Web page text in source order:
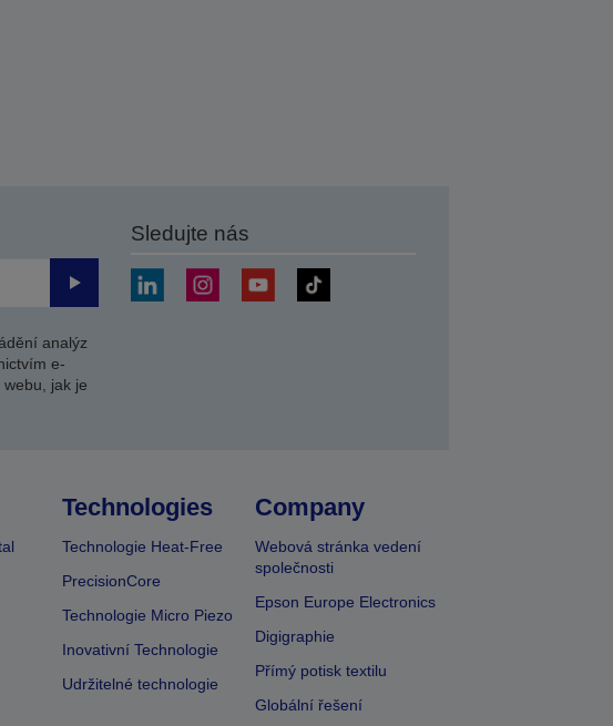
Odeslat
analýz
e-
jak je
Sledujte nás
Technologies
Technologie Heat-Free
PrecisionCore
Technologie Micro Piezo
Inovativní Technologie
Udržitelné technologie
Company
Webová stránka vedení
společnosti
Epson Europe Electronics
Digigraphie
Přímý potisk textilu
Globální řešení